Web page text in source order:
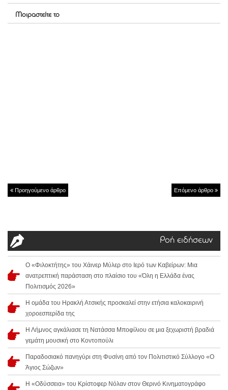
Μοιραστείτε το
Προηγούμενο άρθρο Επόμενο άρθρο
Ροή ειδήσεων
Ο «Φιλοκτήτης» του Χάινερ Μύλερ στο Ιερό των Καβείρων: Μια
ανατρεπτική παράσταση στο πλαίσιο του «Όλη η Ελλάδα ένας
Πολιτισμός 2026»
Η ομάδα του Ηρακλή Ατσικής προσκαλεί στην ετήσια καλοκαιρινή
χοροεσπερίδα της
Η Λήμνος αγκάλιασε τη Νατάσσα Μποφίλιου σε μια ξεχωριστή βραδιά
γεμάτη μουσική στο Κοντοπούλι
Παραδοσιακό πανηγύρι στη Φυσίνη από τον Πολιτιστικό Σύλλογο «Ο
Άγιος Σώζων»
Η «Οδύσσεια» του Κρίστοφερ Νόλαν στον Θερινό Κινηματογράφο